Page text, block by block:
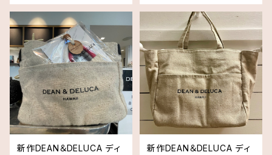
新作DEAN＆DELUCA ディ
新作DEAN＆DELUCA ディ